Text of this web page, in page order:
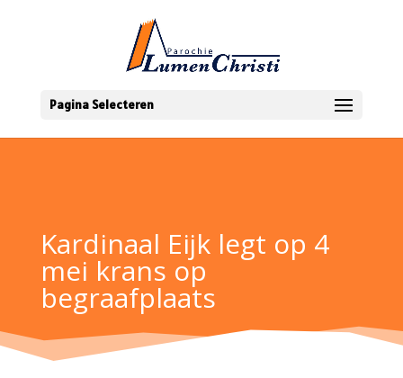
Pagina Selecteren
Kardinaal Eijk legt op 4
mei krans op
begraafplaats